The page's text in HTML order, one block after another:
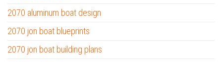
2070 aluminum boat design
2070 jon boat blueprints
2070 jon boat building plans